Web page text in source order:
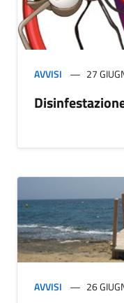
AVVISI 27
AVVISI 26